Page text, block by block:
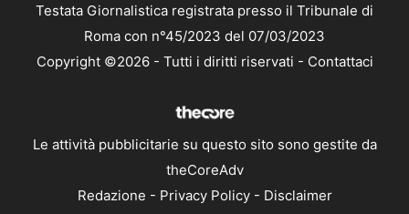
Testata Giornalistica registrata presso il Tribunale di
Roma con n°45/2023 del 07/03/2023
Copyright ©2026 - Tutti i diritti riservati - Contattaci
Le attività pubblicitarie su questo sito sono gestite da
theCoreAdv
Redazione - Privacy Policy- Disclaimer